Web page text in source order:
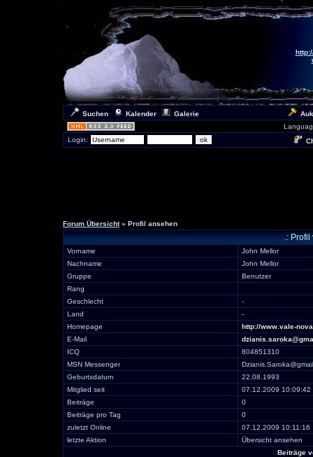
Suchen Kalender Galerie
Login:
Forum Übersicht» Profil ansehen
.: Profil
Vorname
John Mellor
Nachname
John Mellor
Gruppe
Benutzer
Rang
Geschlecht
-
Land
-
Homepage
http://www.vale-
E-Mail
ICQ
804851310
MSN Messenger
Geburtsdatum
22.08.1993
Mitglied seit
07.12.2009 10:09:42
Beiträge
0
Beiträge pro Tag
0
zuletzt Online
07.12.2009 10:11:16
letzte Aktion
Übersicht ansehen
Beiträge